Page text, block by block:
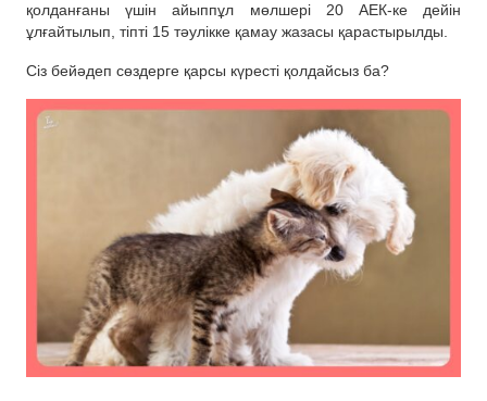
қолданғаны үшін айыппұл мөлшері 20 АЕК-ке дейін
ұлғайтылып, тіпті 15 тәулікке қамау жазасы қарастырылды.
Сіз бейәдеп сөздерге қарсы күресті қолдайсыз ба?